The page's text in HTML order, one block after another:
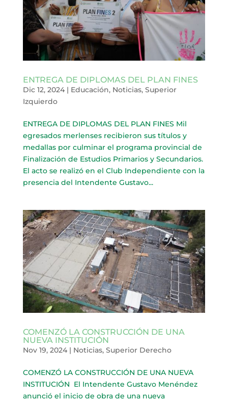
ENTREGA DE DIPLOMAS DEL PLAN FINES
Dic 12, 2024| Educación, Noticias, Superior
Izquierdo
ENTREGA DE DIPLOMAS DEL PLAN FINES Mil
egresados merlenses recibieron sus títulos y
medallas por culminar el programa provincial de
Finalización de Estudios Primarios y Secundarios.
El acto se realizó en el Club Independiente con la
presencia del Intendente Gustavo...
COMENZÓ LA CONSTRUCCIÓN DE UNA
NUEVA INSTITUCIÓN
Nov 19, 2024| Noticias, Superior Derecho
COMENZÓ LA CONSTRUCCIÓN DE UNA NUEVA
INSTITUCIÓN El Intendente Gustavo Menéndez
anunció el inicio de obra de una nueva